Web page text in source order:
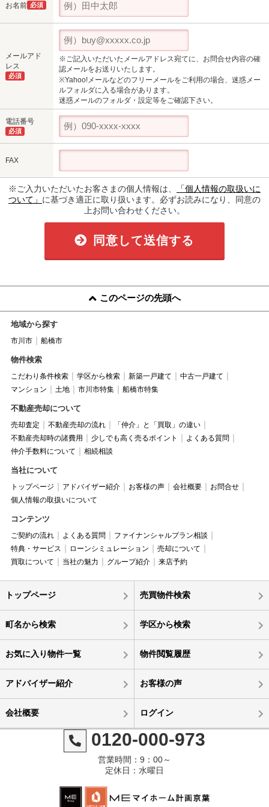
お名前 必須
メールアド
レス
必須
※ご記入いただいたメールアドレス宛てに、お問合せ内容の確
認メールをお送りいたします。
※Yahoo!メールなどのフリーメールをご利用の場合、迷惑メー
ルフォルダに入る場合があります。
迷惑メールのフォルダ・設定等をご確認下さい。
電話番号
必須
FAX
※ご入力いただいたお客さまの個人情報は、
「個人情報の取扱いに
ついて」 に基づき適正に取り扱います。必ずお読みになり、同意の
上お問い合わせください。
同意して送信する
このページの先頭へ
地域から探す
市川市 船橋市
物件検索
こだわり条件検索 学区から検索 新築一戸建て
中古一戸建て
マンション
土地 市川市特集 船橋市特集
不動産売却について
売却査定 不動産売却の流れ
「仲介」と「買取」の違い
不動産売却時の諸費用
少しでも高く売るポイント
よくある質問
仲介手数料について
相続相談
当社について
トップページ アドバイザー紹介 お客様の声 会社概要
お問合せ
個人情報の取扱いについて
コンテンツ
ご契約の流れ よくある質問
ファイナンシャルプラン相談
特典・サービス
ローンシミュレーション
売却について
買取について
当社の魅力 グループ紹介 来店予約
トップページ 売買物件検索
町名から検索 学区から検索
お気に入り物件一覧 物件閲覧履歴
アドバイザー紹介 お客様の声
会社概要 ログイン
0120-000-973
営業時間：9：00～
定休日：水曜日